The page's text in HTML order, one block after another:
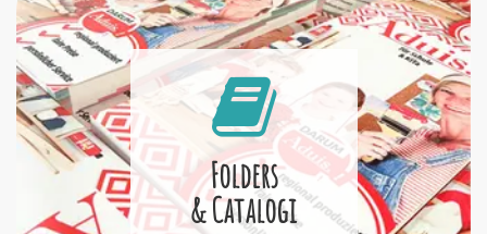
Folders
& Catalogi